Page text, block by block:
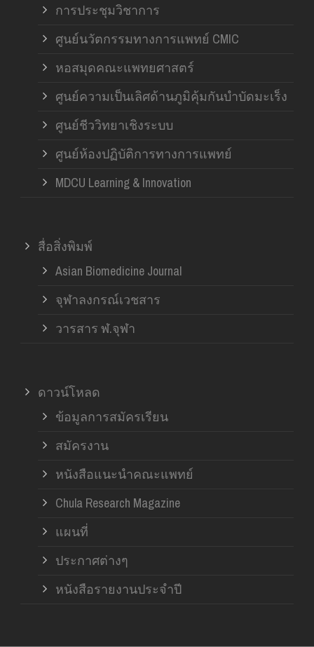
การประชุมวิชาการ
ศูนย์นวัตกรรมทางการแพทย์ CMIC
หอสมุดคณะแพทยศาสตร์
ศูนย์ความเป็นเลิศด้านภูมิคุ้มกันบำบัดมะเร็ง
ศูนย์ชีววิทยาเชิงระบบ
ศูนย์ห้องปฏิบัติการทางการแพทย์
MDCU Learning & Innovation
สื่อสิ่งพิมพ์
Asian Biomedicine Journal
จุฬาลงกรณ์เวชสาร
วารสาร ฬ.จุฬา
ดาวน์โหลด
ข้อมูลการสมัครเรียน
สมัครงาน
หนังสือแนะนำคณะแพทย์
Chula Research Magazine
แผนที่
ประกาศต่างๆ
หนังสือรายงานประจำปี